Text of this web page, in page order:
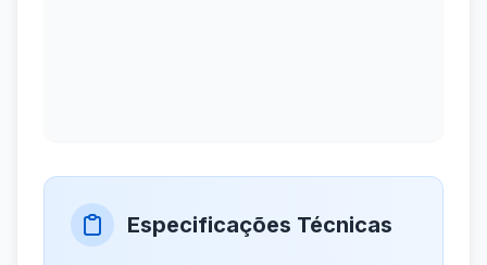
Especificações Técnicas